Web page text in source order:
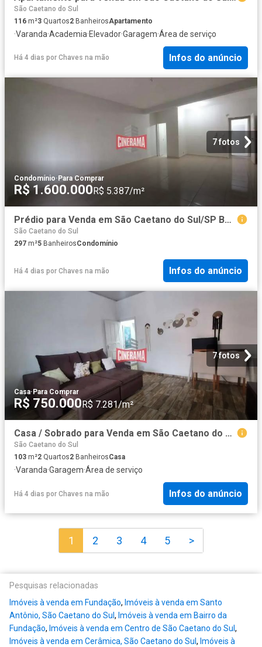
São Caetano do Sul
116 m²3 Quartos2 BanheirosApartamento
·Varanda·Academia·Elevador·Garagem·Área de serviço
Há 4 dias por Chaves na mão Infos do anúncio
7 fotos
Condomínio· Para Comprar
R$ 1.600.000 R$ 5.387/m²
Prédio para Venda em São Caetano do Sul/SP Barcelona
São Caetano do Sul
297 m²5 BanheirosCondomínio
Há 4 dias por Chaves na mão Infos do anúncio
7 fotos
Casa·Para Comprar
R$ 750.000R$ 7.281/m²
Casa / Sobrado para Venda em São Caetano do Sul/SP Santa Paula 2 Quartos
São Caetano do Sul
103 m²2 Quartos2 BanheirosCasa
·Varanda·Garagem·Área de serviço
Há 4 dias por Chaves na mão Infos do anúncio
1 2 3 4 5 >
Pesquisas relacionadas
Imóveis à venda em Fundação, Imóveis à venda em Santo
Antônio, São Caetano do Sul , Imóveis à venda em Bairro da
Fundação, Imóveis à venda em Centro de São Caetano do Sul ,
Imóveis à venda em Cerâmica, São Caetano do Sul , Imóveis à